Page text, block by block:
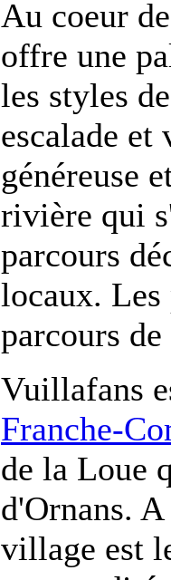
Au coeur
offre une
les styles
escalade
généreuse
rivière qui
parcours
locaux. Les
parcours
Vuillafans
Franche-
de la Loue
d'Ornans.
village est